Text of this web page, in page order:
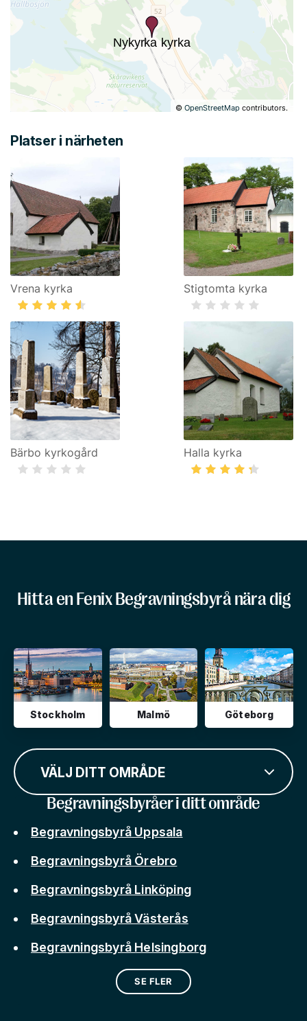
©OpenStreetMap contributors.
Platser i närheten
Vrena kyrka Stigtomta kyrka
Bärbo kyrkogård Halla kyrka
Hitta en Fenix Begravningsbyrå nära dig
Stockholm Malmö Göteborg
VÄLJ DITT OMRÅDE
Begravningsbyråer i ditt område
Begravningsbyrå Uppsala
Begravningsbyrå Örebro
Begravningsbyrå Linköping
Begravningsbyrå Västerås
Begravningsbyrå Helsingborg
SE FLER